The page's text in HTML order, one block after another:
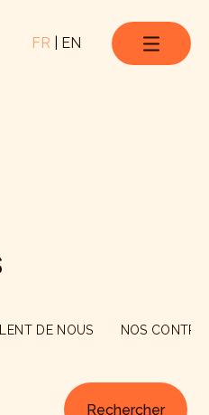
FR EN
DE NOUS NOS